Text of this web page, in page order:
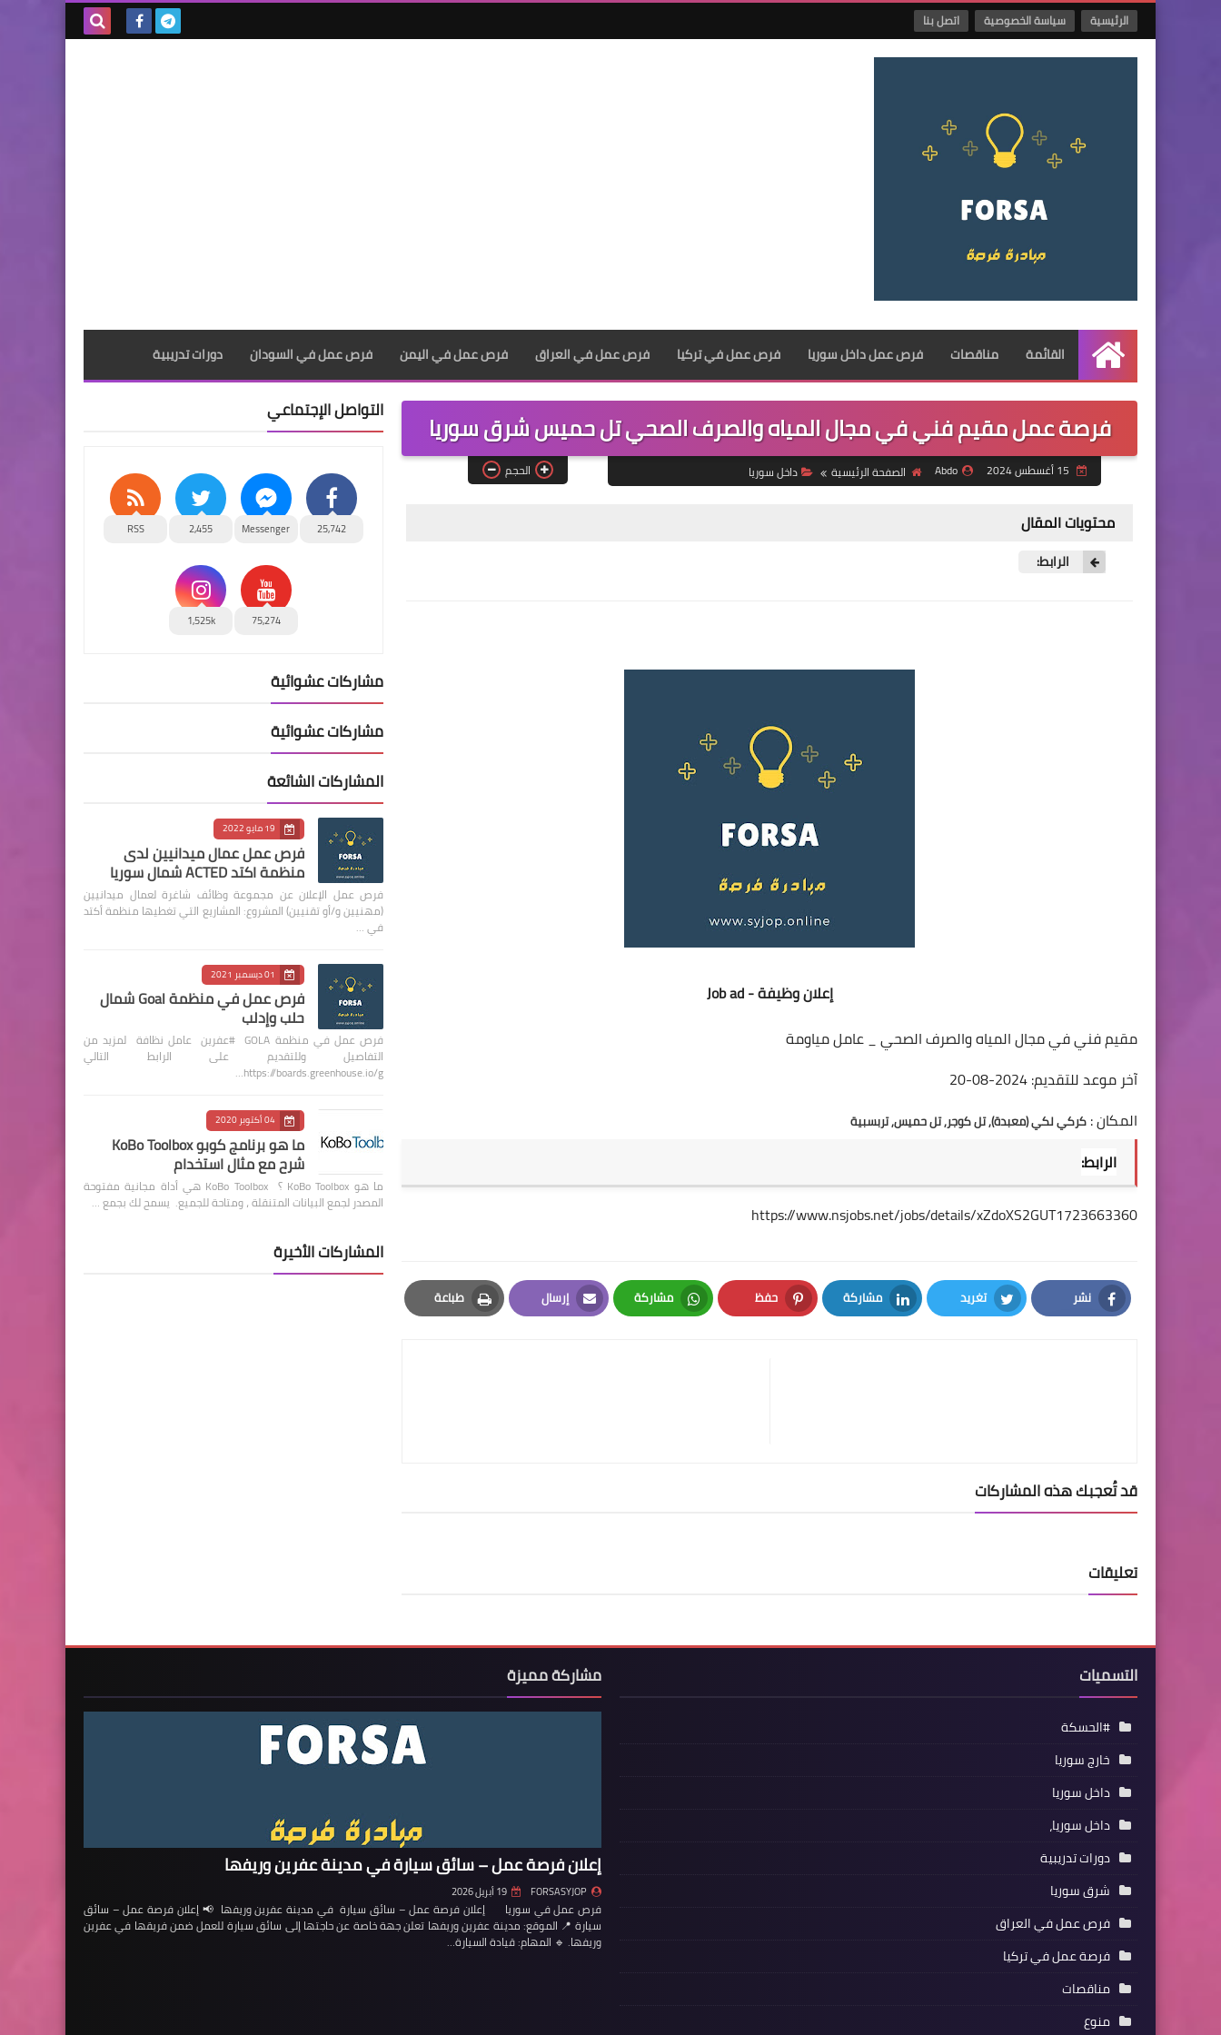
الرئيسية سياسة الخصوصية اتصل بنا
الرئيسية
القائمة مناقصات فرص عمل داخل سوريا فرص عمل في تركيا فرص عمل في العراق فرص عمل في اليمن فرص عمل في السودان دورات تدريبية
فرصة عمل مقيم فني في مجال المياه والصرف الصحي تل حميس شرق سوريا
Abdo الصفحة الرئيسية داخل سوريا الحجم
محتويات المقال
الرابط:
إعلان وظيفة - Job ad
مقيم فني في مجال المياه والصرف الصحي _ عامل مياومة
آخر موعد للتقديم: 2024-08-20
المكان : كركي لكي (معبدة), تل كوجر, تل حميس, تربسبية
الرابط:
https://www.nsjobs.net/jobs/details/xZdoXS2GUT1723663360
نشر
Facebook
تغريد
Twitter
مشاركة
LinkedIn
حفظ
Pinterest
مشاركة
Whatsapp
إرسال
Email
طباعة
Print
قد تُعجبك هذه المشاركات
تعليقات
التواصل الإجتماعي
25,742
Messenger
2,455
RSS
75,274
1,525k
مشاركات عشوائية
مشاركات عشوائية
المشاركات الشائعة
19 مايو 2022
فرص عمل عمال ميدانيين لدى
منظمة اكتد ACTED شمال سوريا
فرص عمل الإعلان عن مجموعة وظائف شاغرة لعمال ميدانيين
(مهنيين و/أو تقنيين) المشروع: المشاريع التي تغطيها منظمة أكتد
في …
01 ديسمبر 2021
فرص عمل في منظمة Goal شمال
حلب وإدلب
فرص عمل في منظمة GOLA #عفرين عامل نظافة لمزيد من
التفاصيل وللتقديم على الرابط التالي
https://boards.greenhouse.io/g…
04 أكتوبر 2020
ما هو برنامج كوبو KoBo Toolbox
شرح مع مثال استخدام
ما هو KoBo Toolbox ؟ KoBo Toolbox هي أداة مجانية مفتوحة
المصدر لجمع البيانات المتنقلة ، ومتاحة للجميع. يسمح لك بجمع …
المشاركات الأخيرة
التسميات
#الحسكة
خارج سوريا
داخل سوريا
داخل سوريا،
دورات تدريبية
شرق سوريا
فرص عمل في العراق
فرصة عمل في تركيا
مناقصات
منوع
مشاركة مميزة
إعلان فرصة عمل – سائق سيارة في مدينة عفرين وريفها
FORSASYJOP 19 أبريل 2026
فرص عمل في سوريا إعلان فرصة عمل – سائق سيارة في مدينة عفرين وريفها 📢 إعلان فرصة عمل – سائق
سيارة 📍 الموقع: مدينة عفرين وريفها تعلن جهة خاصة عن حاجتها إلى سائق سيارة للعمل ضمن فريقها في عفرين
وريفها. 🔹 المهام: قيادة السيارة…